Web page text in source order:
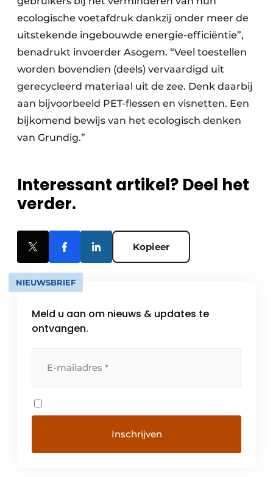
ecologische voetafdruk dankzij onder meer de
uitstekende ingebouwde energie-efficiëntie”,
benadrukt invoerder Asogem. “Veel toestellen
worden bovendien (deels) vervaardigd uit
gerecycleerd materiaal uit de zee. Denk daarbij
aan bijvoorbeeld PET-flessen en visnetten. Een
bijkomend bewijs van het ecologisch denken
van Grundig.”
Interessant artikel? Deel het
verder.
Kopieer
NIEUWSBRIEF
Meld u aan om nieuws & updates te
ontvangen.